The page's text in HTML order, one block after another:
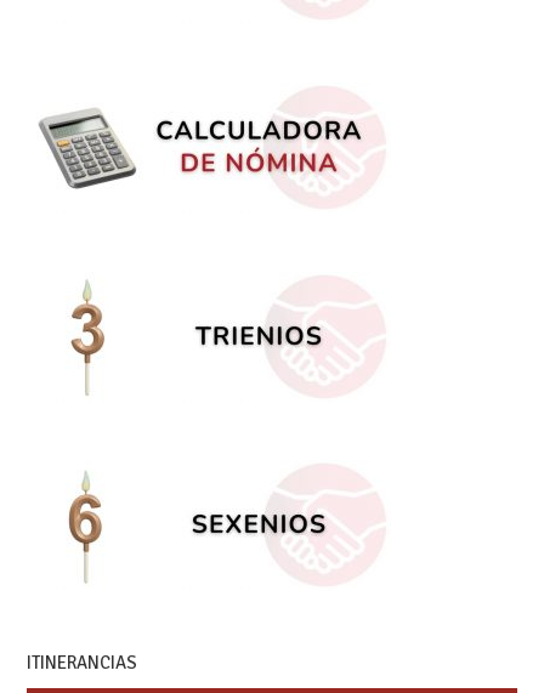
ITINERANCIAS